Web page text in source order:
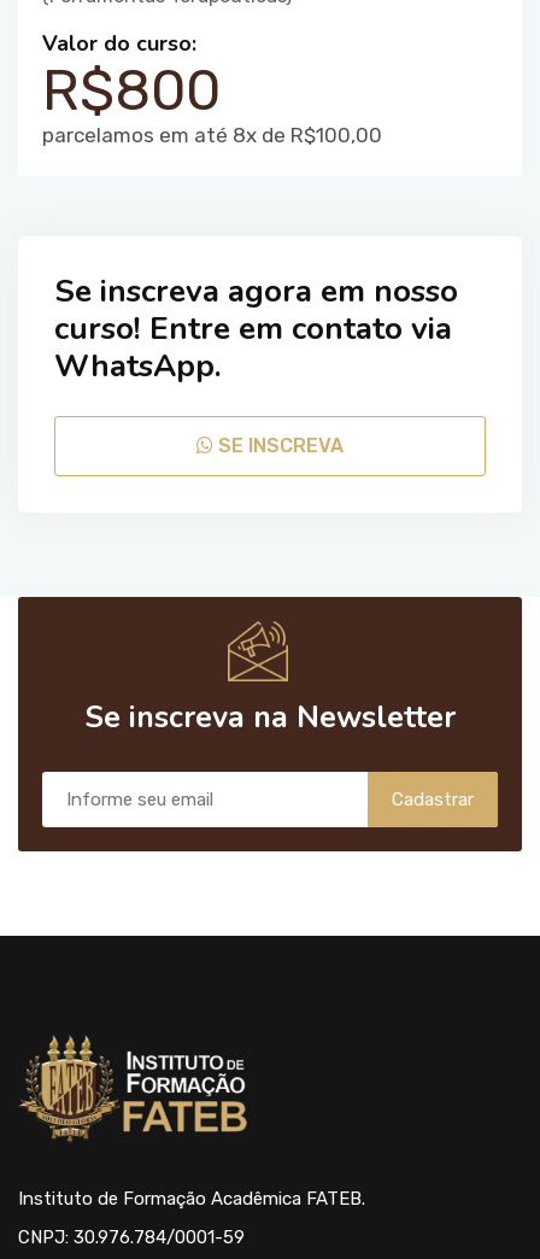
Valor do curso:
R$800
parcelamos em até 8x de R$100,00
Se inscreva agora em nosso
curso! Entre em contato via
WhatsApp.
SE INSCREVA
Se inscreva na Newsletter
Cadastrar
Instituto de Formação Acadêmica FATEB.
CNPJ: 30.976.784/0001-59